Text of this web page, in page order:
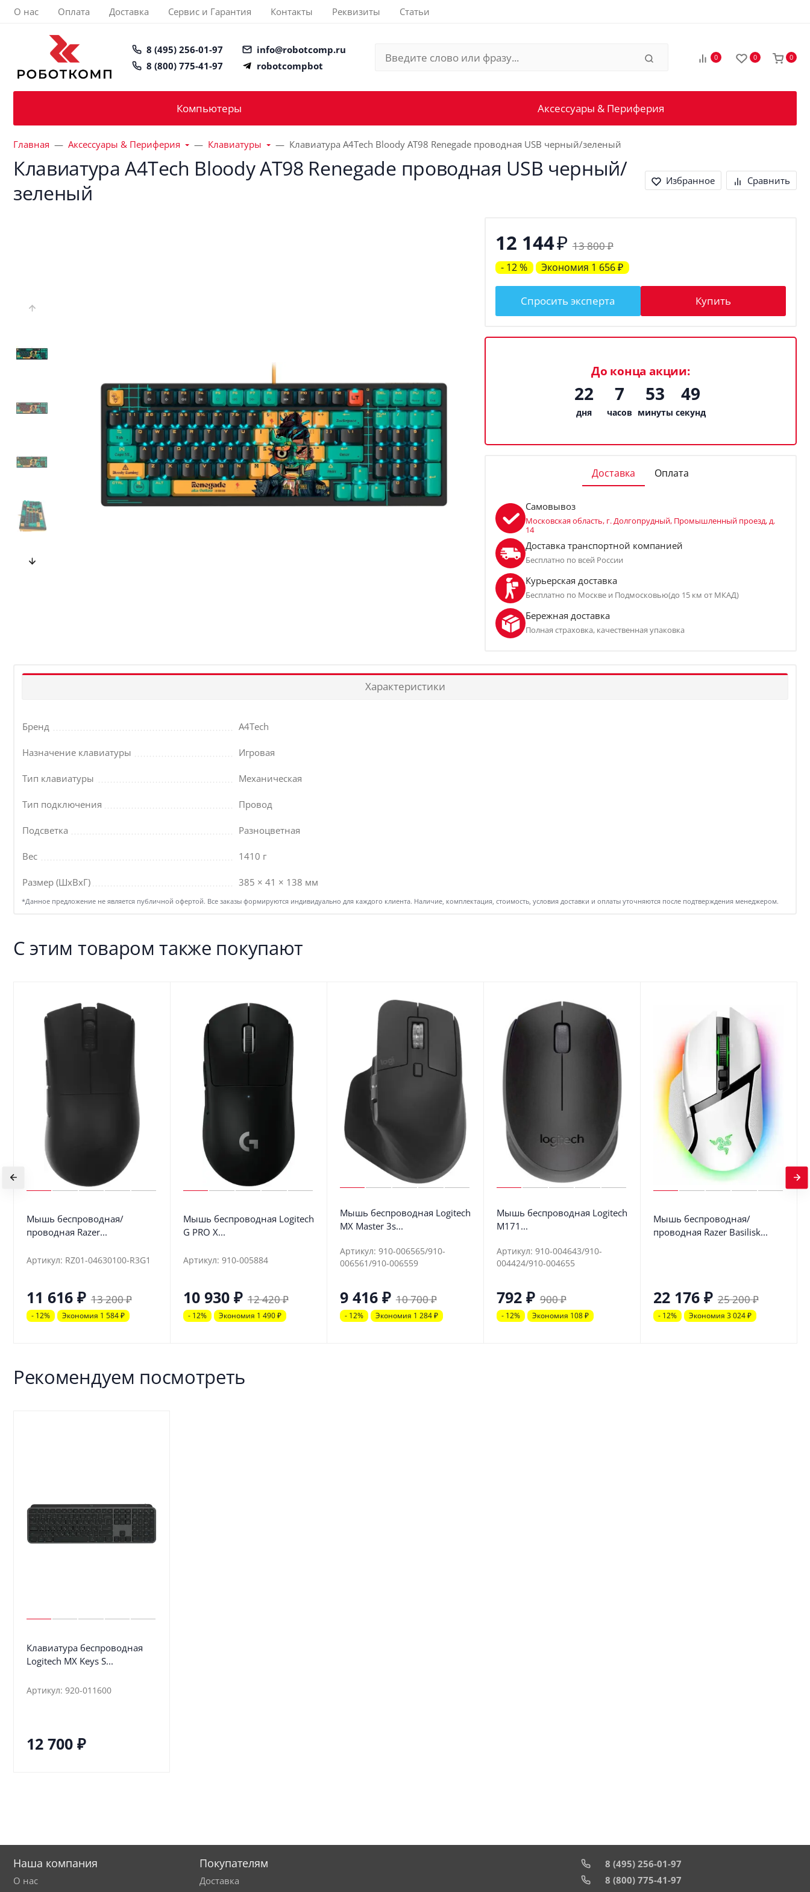
О нас Оплата Доставка Сервис и Гарантия Контакты Реквизиты Статьи
8 (495) 256-01-97
8 (800) 775-41-97
info@robotcomp.ru
robotcompbot
0 0 0
Компьютеры Аксессуары & Периферия
Главная Аксессуары & Периферия Клавиатуры Клавиатура A4Tech Bloody AT98 Renegade проводная USB черный/зеленый
Клавиатура A4Tech Bloody AT98 Renegade проводная USB черный/
зеленый
Избранное Сравнить
12 144₽ 13 800₽
- 12 % Экономия 1 656 ₽
Спросить эксперта Купить
До конца акции:
22
дня
7
часов
53
минуты
48
секунд
Доставка Оплата
Самовывоз
Московская область, г. Долгопрудный, Промышленный проезд, д.
14
Доставка транспортной компанией
Бесплатно по всей России
Курьерская доставка
Бесплатно по Москве и Подмосковью(до 15 км от МКАД)
Бережная доставка
Полная страховка, качественная упаковка
Характеристики
Бренд A4Tech
Назначение клавиатуры Игровая
Тип клавиатуры Механическая
Тип подключения Провод
Подсветка Разноцветная
Вес 1410 г
Размер (ШхВхГ) 385 × 41 × 138 мм
*Данное предложение не является публичной офертой. Все заказы формируются индивидуально для каждого клиента. Наличие, комплектация, стоимость, условия доставки и оплаты уточняются после подтверждения менеджером.
С этим товаром также покупают
Мышь беспроводная/
проводная Razer...
Артикул: RZ01-04630100-R3G1
11 616 ₽ 13 200₽
- 12% Экономия 1 584₽
Мышь беспроводная Logitech
G PRO X...
Артикул: 910-005884
10 930 ₽ 12 420₽
- 12% Экономия 1 490₽
Мышь беспроводная Logitech
MX Master 3s...
Артикул: 910-006565/910-
006561/910-006559
9 416 ₽ 10 700₽
- 12% Экономия 1 284₽
Мышь беспроводная Logitech
M171...
Артикул: 910-004643/910-
004424/910-004655
792 ₽ 900₽
- 12% Экономия 108₽
Мышь беспроводная/
проводная Razer Basilisk...
22 176 ₽ 25 200₽
- 12% Экономия 3 024₽
Рекомендуем посмотреть
Клавиатура беспроводная
Logitech MX Keys S...
Артикул: 920-011600
12 700 ₽
Наша компания
О нас
Покупателям
Доставка
8 (495) 256-01-97
8 (800) 775-41-97